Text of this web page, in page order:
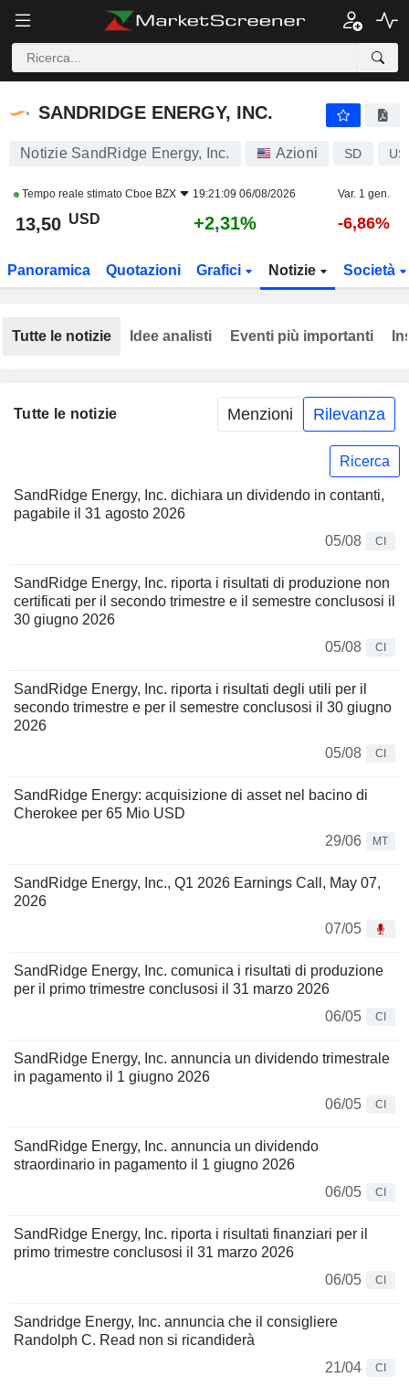
SANDRIDGE ENERGY, INC.
SANDRIDGE ENERGY, INC.
Notizie SandRidge Energy, Inc. Azioni SD
Tempo reale stimato Cboe BZX 19:21:09 06/08/2026 Var. 1 gen.
13,50 USD +2,31% -6,86%
Panoramica Quotazioni Grafici Notizie Società
Tutte le notizie Menzioni Rilevanza
Ricerca
SandRidge Energy, Inc. dichiara un dividendo in contanti,
pagabile il 31 agosto 2026
05/08
CI
SandRidge Energy, Inc. riporta i risultati di produzione non
certificati per il secondo trimestre e il semestre conclusosi il
30 giugno 2026
05/08
CI
SandRidge Energy, Inc. riporta i risultati degli utili per il
secondo trimestre e per il semestre conclusosi il 30 giugno
2026
05/08
CI
SandRidge Energy: acquisizione di asset nel bacino di
Cherokee per 65 Mio USD
29/06
MT
SandRidge Energy, Inc., Q1 2026 Earnings Call, May 07,
2026
07/05
SandRidge Energy, Inc. comunica i risultati di produzione
per il primo trimestre conclusosi il 31 marzo 2026
06/05
CI
SandRidge Energy, Inc. annuncia un dividendo trimestrale
in pagamento il 1 giugno 2026
06/05
CI
SandRidge Energy, Inc. annuncia un dividendo
straordinario in pagamento il 1 giugno 2026
06/05
CI
SandRidge Energy, Inc. riporta i risultati finanziari per il
primo trimestre conclusosi il 31 marzo 2026
06/05
CI
Sandridge Energy, Inc. annuncia che il consigliere
Randolph C. Read non si ricandiderà
21/04
CI
Tutte le notizie Idee analisti Eventi più importanti